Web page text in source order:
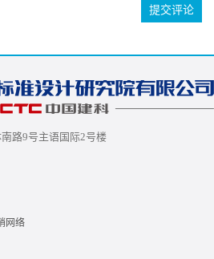
提交评论
路9号主语国际2号楼
网络